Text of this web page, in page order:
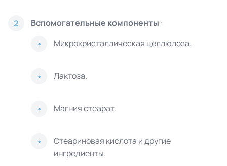
2 Вспомогательные компоненты :
Микрокристаллическая целлюлоза.
Лактоза.
Магния стеарат.
Стеариновая кислота и другие
ингредиенты.